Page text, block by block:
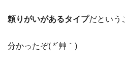
頼りがいがあるタイプだという
分かったぞ( *´艸｀)